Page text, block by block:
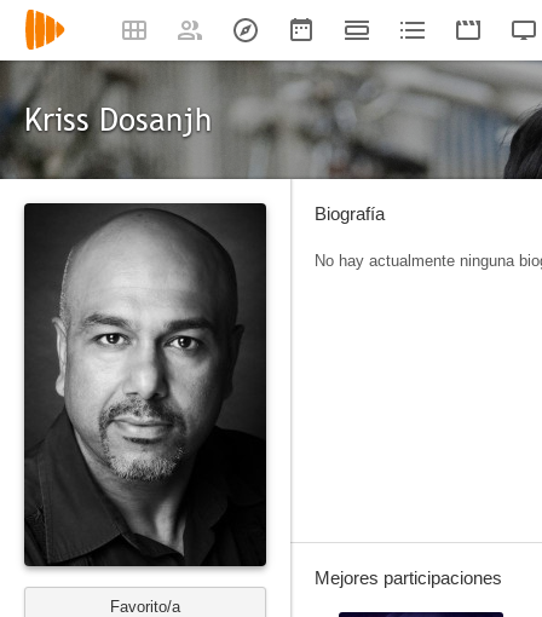
Kriss Dosanjh
Favorito/a
Biografía
No hay actualmente ninguna
Mejores participaciones